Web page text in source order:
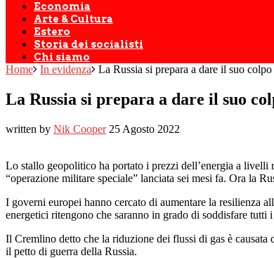
Economia
Arte & Cultura
Estero
Storia dei socialisti
Chi siamo
Home In evidenza La Russia si prepara a dare il suo
La Russia si prepara a dare il suo
written by Nik Cooper 25 Agosto 2022
Lo stallo geopolitico ha portato i prezzi dell’energia a livelli
“operazione militare speciale” lanciata sei mesi fa. Ora la
I governi europei hanno cercato di aumentare la resilienza
energetici ritengono che saranno in grado di soddisfare tutti
Il Cremlino detto che la riduzione dei flussi di gas è
il petto di guerra della Russia.